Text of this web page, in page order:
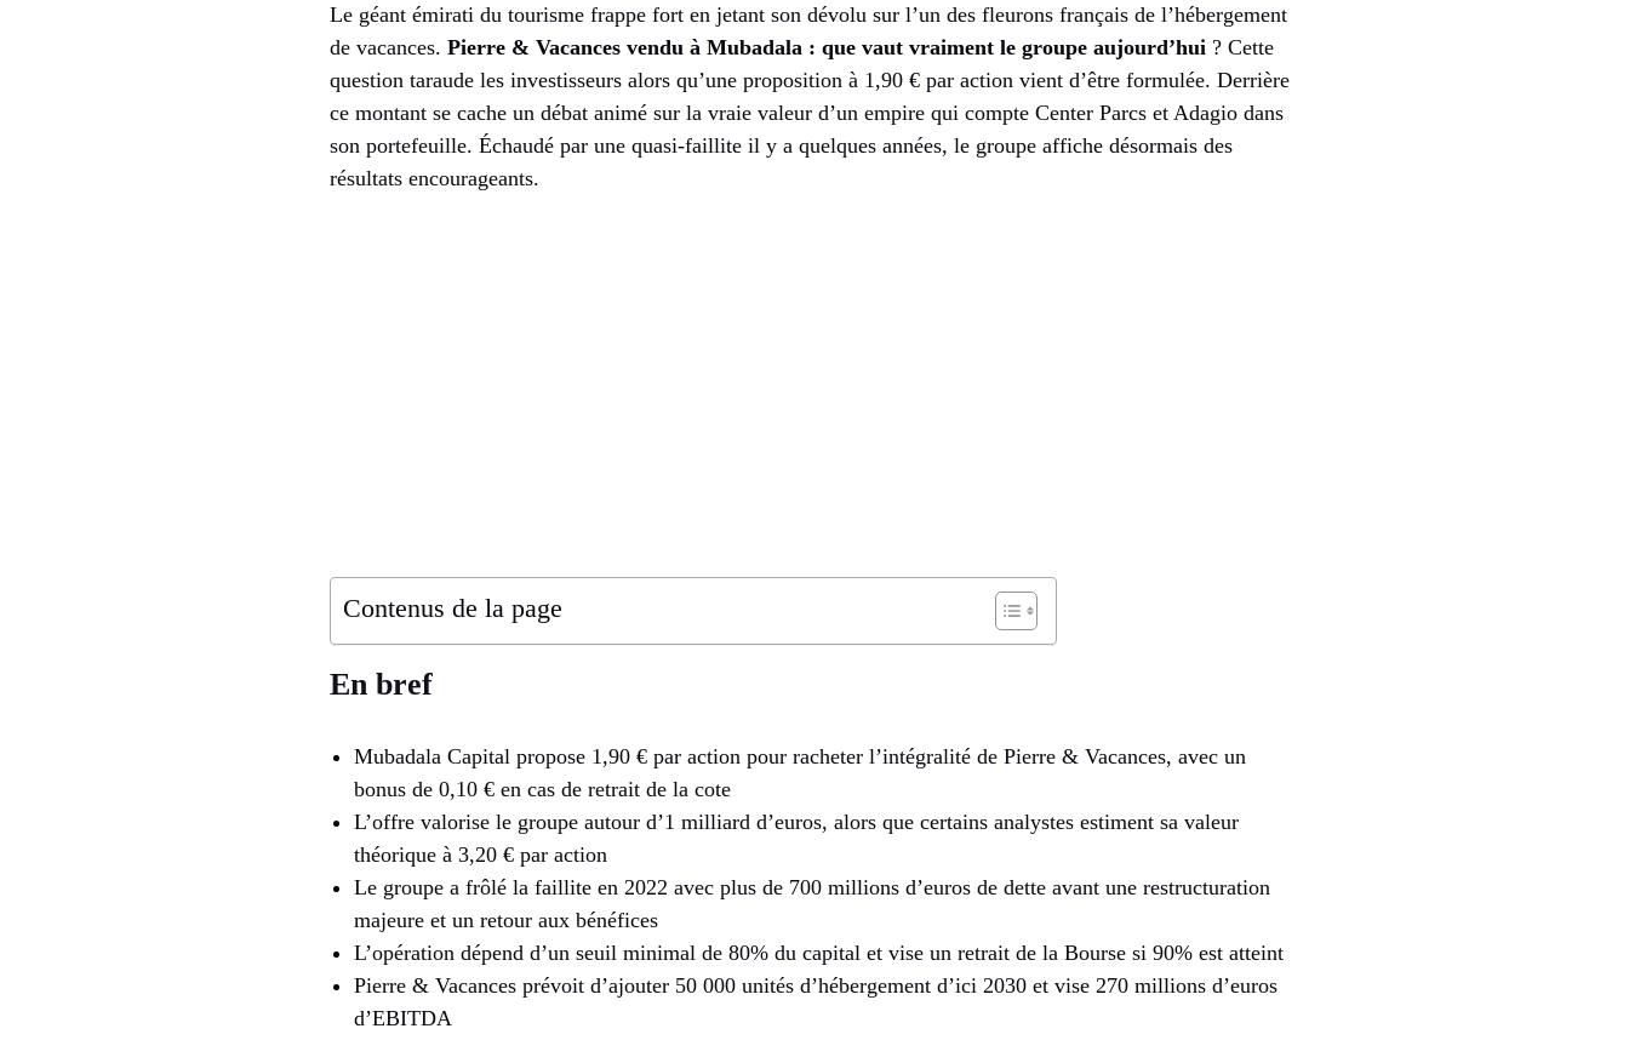
Le géant émirati du tourisme frappe fort en jetant son dévolu sur l’un des fleurons français de l’hébergement
de vacances. Pierre & Vacances vendu à Mubadala : que vaut vraiment le groupe aujourd’hui ? Cette
question taraude les investisseurs alors qu’une proposition à 1,90 € par action vient d’être formulée. Derrière
ce montant se cache un débat animé sur la vraie valeur d’un empire qui compte Center Parcs et Adagio dans
son portefeuille. Échaudé par une quasi-faillite il y a quelques années, le groupe affiche désormais des
résultats encourageants.
Contenus de la page
En bref
Mubadala Capital propose 1,90 € par action pour racheter l’intégralité de Pierre & Vacances, avec un
bonus de 0,10 € en cas de retrait de la cote
L’offre valorise le groupe autour d’1 milliard d’euros, alors que certains analystes estiment sa valeur
théorique à 3,20 € par action
Le groupe a frôlé la faillite en 2022 avec plus de 700 millions d’euros de dette avant une restructuration
majeure et un retour aux bénéfices
L’opération dépend d’un seuil minimal de 80% du capital et vise un retrait de la Bourse si 90% est atteint
Pierre & Vacances prévoit d’ajouter 50 000 unités d’hébergement d’ici 2030 et vise 270 millions d’euros
d’EBITDA